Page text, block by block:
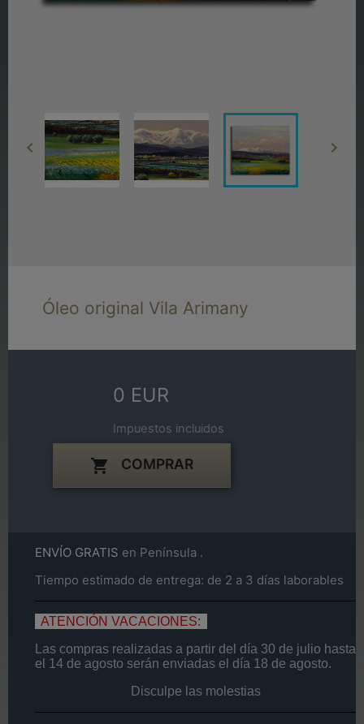
 
Óleo original Vila Arimany
0 EUR
Impuestos incluidos
 COMPRAR
ENVÍO GRATIS en Península .
Tiempo estimado de entrega: de 2 a 3 días laborables
ATENCIÓN VACACIONES:
Las compras realizadas a partir del día 30 de julio hasta
el 14 de agosto serán enviadas el día 18 de agosto.
Disculpe las molestias